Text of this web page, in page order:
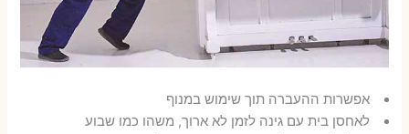
אפשרות ההעברה תוך שימוש במנוף
לאחסן בית עם גינה לזמן לא ארוך, משהו כמו שבוע